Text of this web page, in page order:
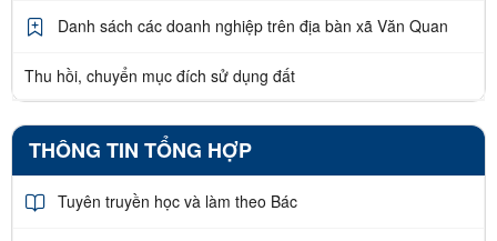
Danh sách các doanh nghiệp trên địa bàn xã Văn Quan
Thu hồi, chuyển mục đích sử dụng đất
THÔNG TIN TỔNG HỢP
Tuyên truyền học và làm theo Bác